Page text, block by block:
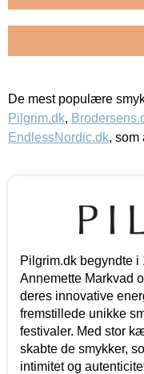
De mest populære
Pilgrim.dk,
EndlessNordic.dk, som
Pilgrim.dk begyndte i
Annemette Markvad
deres innovative
fremstillede unikke
festivaler. Med stor
skabte de smykker,
intimitet og